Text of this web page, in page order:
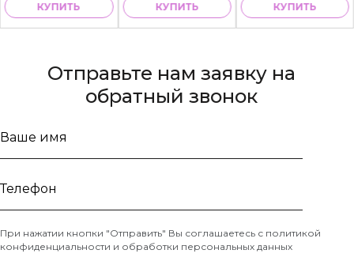
КУПИТЬ КУПИТЬ КУПИТЬ
Отправьте нам заявку на
обратный звонок
Ваше
Телефон
*
При нажатии кнопки "Отправить" Вы соглашаетесь с политикой
конфиденциальности и обработки персональных данных